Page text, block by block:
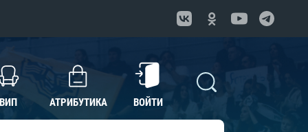
ВИП АТРИБУТИКА ВОЙТИ